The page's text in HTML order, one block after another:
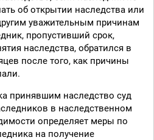
об открытии наследства или
уважительным причинам
пропустивший срок,
наследства, обратился в
после того, как причины
принявшим наследство суд
в наследственном
определяет меры по
на получение